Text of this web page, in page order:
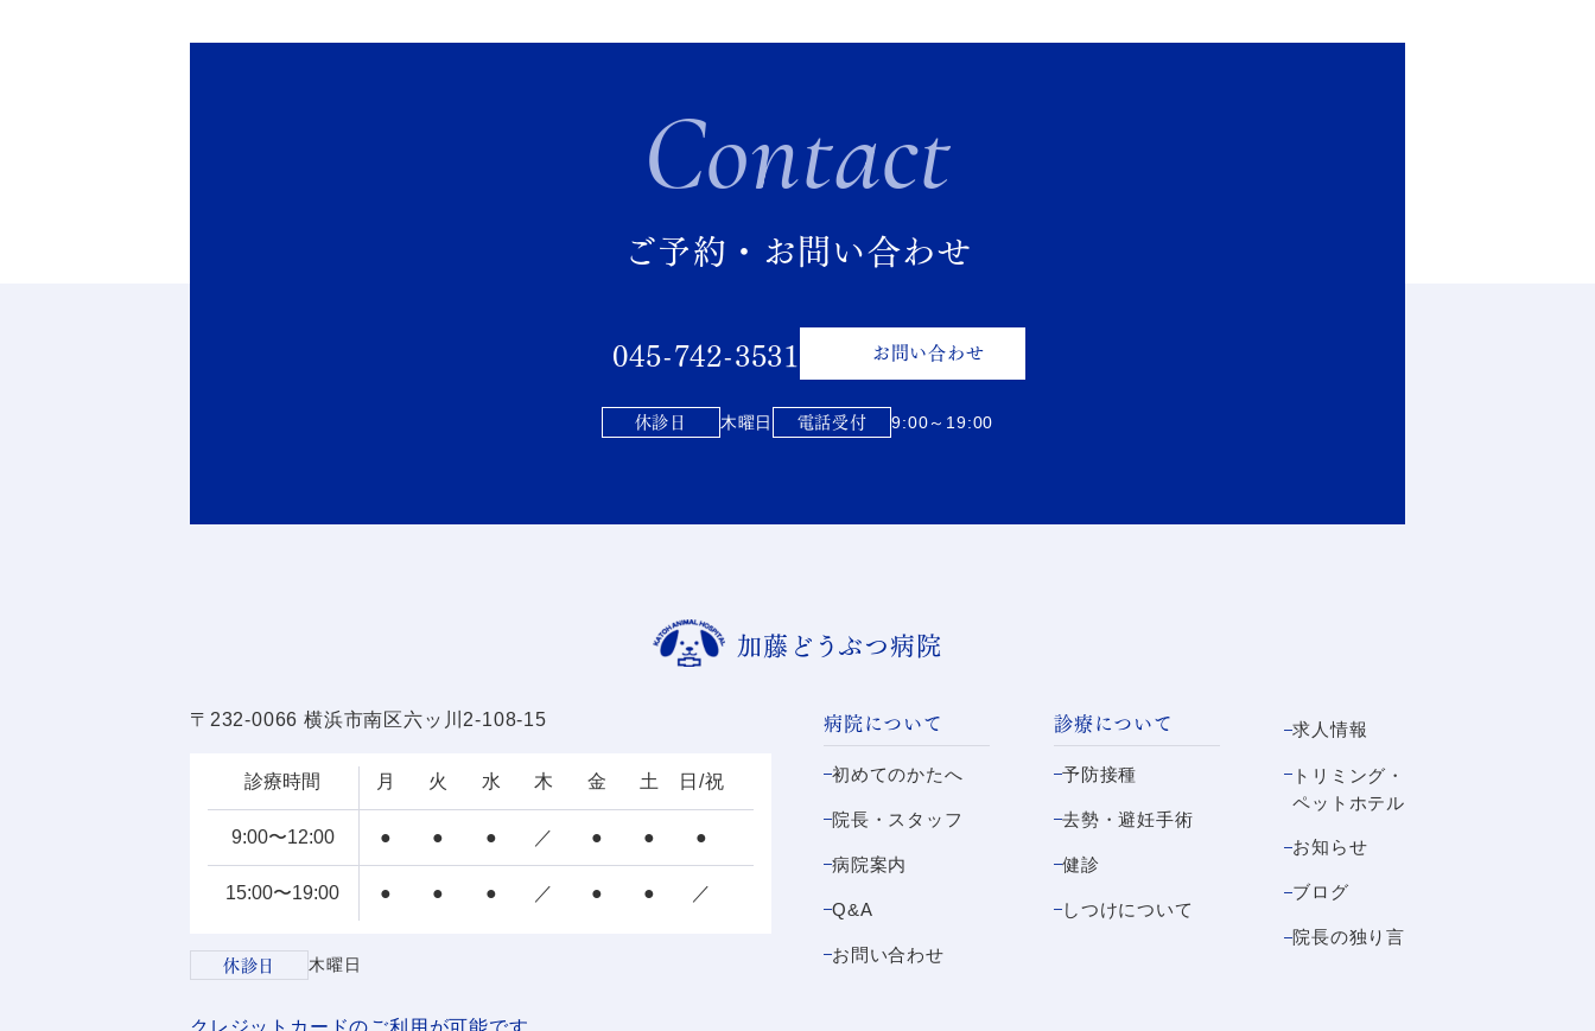
Contact
ご予約・お問い合わせ
045-742-3531 お問い合わせ
休診日 木曜日 電話受付 9:00～19:00
加藤どうぶつ病院
〒232-0066 横浜市南区六ッ川2-108-15
診療時間 月 火 水 木 金 土 日/祝
9:00〜12:00 ● ● ● ／ ● ● ●
15:00〜19:00 ● ● ● ／ ● ● ／
休診日 木曜日
病院について
初めてのかたへ
院長・スタッフ
病院案内
Q&A
お問い合わせ
診療について
予防接種
去勢・避妊手術
健診
しつけについて
求人情報
トリミング・
ペットホテル
お知らせ
ブログ
院長の独り言